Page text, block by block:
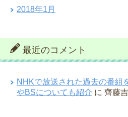
2018年1月
最近のコメント
NHKで放送された過去の番組
やBSについても紹介 に 齊藤